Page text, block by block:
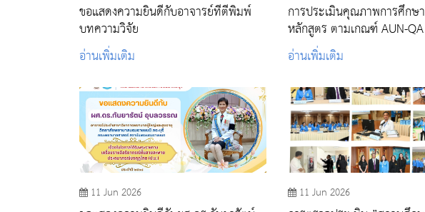
ขอแสดงความยินดีกับอาจารย์ที่ตีพิมพ์
บทความวิจัย
อ่านเพิ่มเติม
การประเมินคุณภาพการศึกษ
หลักสูตร ตามเกณฑ์ AUN-
ศึกษา 2568
อ่านเพิ่มเติม
11 Jun 2026 11 Jun 2026